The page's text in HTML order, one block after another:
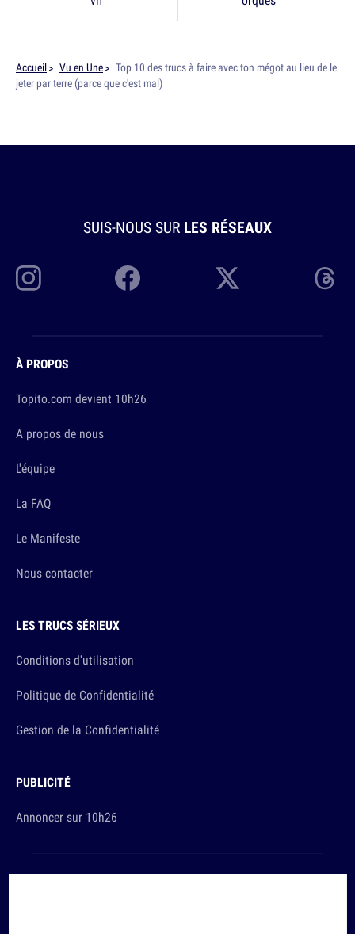
Accueil Vu en Une
Top 10 des trucs à faire avec ton mégot au lieu de le
jeter par terre (parce que c'est mal)
SUIS-NOUS SUR LES RÉSEAUX
À PROPOS
Topito.com devient 10h26
A propos de nous
L'équipe
La FAQ
Le Manifeste
Nous contacter
LES TRUCS SÉRIEUX
Conditions d'utilisation
Politique de Confidentialité
Gestion de la Confidentialité
PUBLICITÉ
Annoncer sur 10h26